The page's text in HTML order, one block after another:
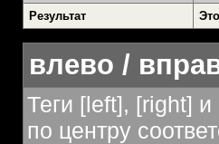
Результат
влево /
Теги [left], [right]
по центру